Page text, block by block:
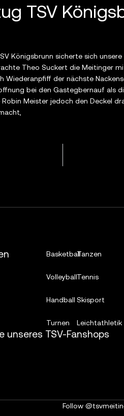
TSV
Königsbrunn sicherte sich unsere
Theo Suckert die Meitinger
Wiederanpfiff der nächste
bei den Gastegbernauf als
Meister jedoch den Deckel
Basketball
Volleyball
Handball
Turnen
Tanzen
Tennis
Skisport
Leichtathletik
TSV-Fanshops
Follow